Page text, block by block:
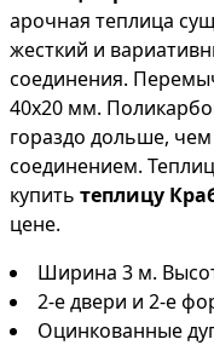
арочная теплица
жесткий и
соединения.
40х20 мм.
гораздо дольше,
соединением.
купить теплицу
цене.
Ширина 3 м.
2-е двери и 2-е
Оцинкованные